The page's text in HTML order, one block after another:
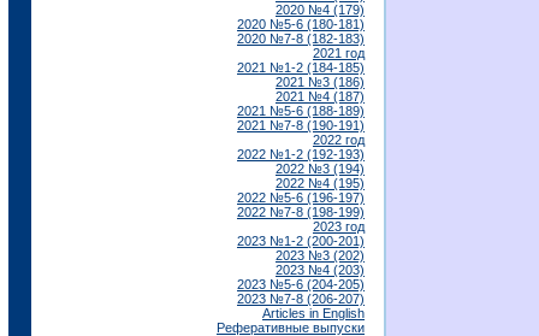
2020 №4 (179)
2020 №5-6 (180-181)
2020 №7-8 (182-183)
2021 год
2021 №1-2 (184-185)
2021 №3 (186)
2021 №4 (187)
2021 №5-6 (188-189)
2021 №7-8 (190-191)
2022 год
2022 №1-2 (192-193)
2022 №3 (194)
2022 №4 (195)
2022 №5-6 (196-197)
2022 №7-8 (198-199)
2023 год
2023 №1-2 (200-201)
2023 №3 (202)
2023 №4 (203)
2023 №5-6 (204-205)
2023 №7-8 (206-207)
Articles in English
Реферативные выпуски